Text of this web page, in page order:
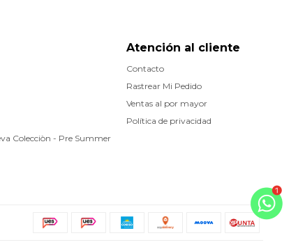
Atención al cliente
Contacto
Rastrear Mi Pedido
Ventas al por mayor
Política de privacidad
Colecciòn - Pre Summer